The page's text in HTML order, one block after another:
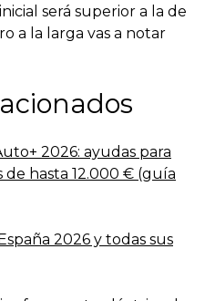
será superior a la de
a la larga vas a notar
2026: ayudas para
de hasta 12.000 € (guía
2026 y todas sus